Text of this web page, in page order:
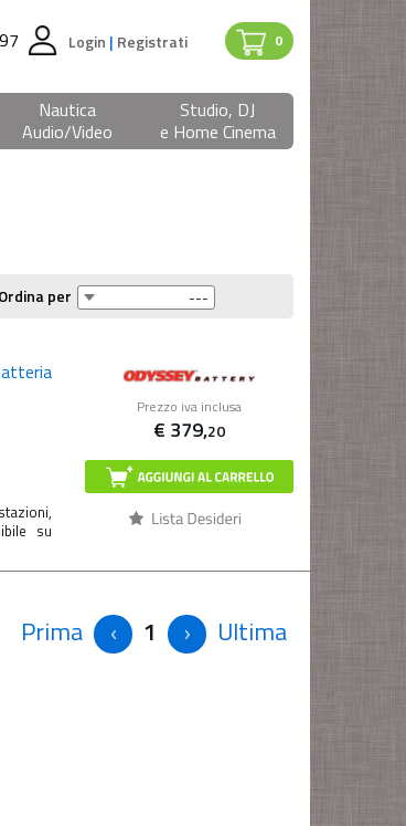
0
Login | Registrati
Nautica
Audio/Video
Studio, DJ
e Home Cinema
Ordina per
Prezzo iva inclusa
€ 379,20
su
Prima 1 Ultima